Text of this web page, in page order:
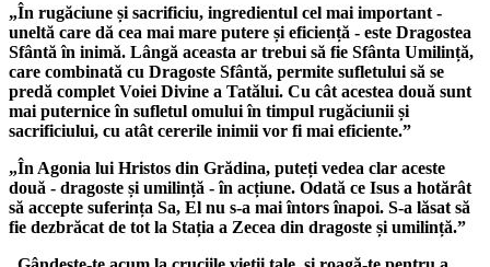
„În rugăciune și sacrificiu, ingredientul cel mai important -
uneltă care dă cea mai mare putere și eficiență - este Dragostea
Sfântă în inimă. Lângă aceasta ar trebui să fie Sfânta Umilință,
care combinată cu Dragoste Sfântă, permite sufletului să se
predă complet Voiei Divine a Tatălui. Cu cât acestea două sunt
mai puternice în sufletul omului în timpul rugăciunii și
sacrificiului, cu atât cererile inimii vor fi mai eficiente.”
„În Agonia lui Hristos din Grădina, puteți vedea clar aceste
două - dragoste și umilință - în acțiune. Odată ce Isus a hotărât
să accepte suferința Sa, El nu s-a mai întors înapoi. S-a lăsat să
fie dezbrăcat de tot la Stația a Zecea din dragoste și umilință.”